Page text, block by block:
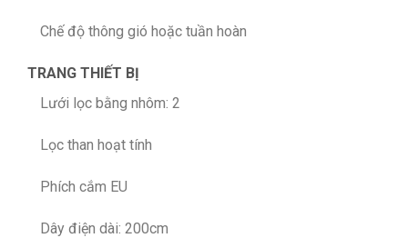
Chế độ thông gió hoặc tuần hoàn
TRANG THIẾT BỊ
Lưới lọc bằng nhôm: 2
Lọc than hoạt tính
Phích cắm EU
Dây điện dài: 200cm